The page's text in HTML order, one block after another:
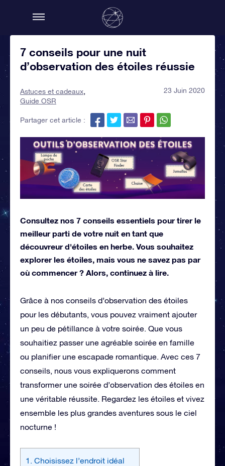
7 conseils pour une nuit
d’observation des étoiles réussie
Astuces et cadeaux
Guide OSR
23 Juin 2020
Partager cet article :
Consultez nos 7 conseils essentiels pour tirer le
meilleur parti de votre nuit en tant que
découvreur d'étoiles en herbe. Vous souhaitez
explorer les étoiles, mais vous ne savez pas par
où commencer ? Alors, continuez à lire.
Grâce à nos conseils d’observation des étoiles
pour les débutants, vous pouvez vraiment ajouter
un peu de pétillance à votre soirée. Que vous
souhaitiez passer une agréable soirée en famille
ou planifier une escapade romantique. Avec ces 7
conseils, nous vous expliquerons comment
transformer une soirée d’observation des étoiles en
une véritable réussite. Regardez les étoiles et vivez
ensemble les plus grandes aventures sous le ciel
nocturne !
1. Choisissez l’endroit idéal